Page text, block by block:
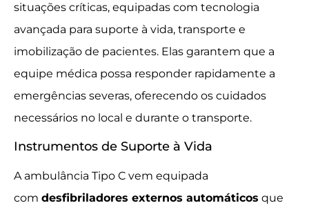
situações críticas, equipadas com tecnologia
avançada para suporte à vida, transporte e
imobilização de pacientes. Elas garantem que a
equipe médica possa responder rapidamente a
emergências severas, oferecendo os cuidados
necessários no local e durante o transporte.
Instrumentos de Suporte à Vida
A ambulância Tipo C vem equipada
com desfibriladores externos automáticos que